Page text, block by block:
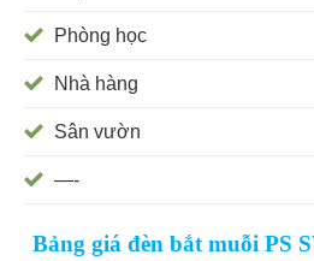
Phòng học
Nhà hàng
Sân vườn
—-
Bảng giá đèn bắt muỗi PS